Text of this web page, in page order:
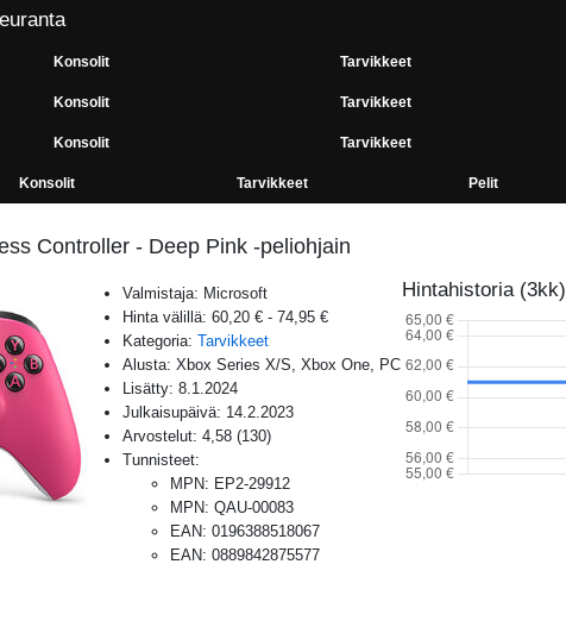
Konsolit Tarvikkeet
Konsolit Tarvikkeet
Konsolit Tarvikkeet
Konsolit Tarvikkeet Pelit
Controller - Deep Pink -peliohjain
Valmistaja: Microsoft
Hinta välillä: 60,20 € - 74,95 €
Kategoria: Tarvikkeet
Alusta: Xbox Series X/S, Xbox One, PC
Lisätty: 8.1.2024
Julkaisupäivä: 14.2.2023
Arvostelut: 4,58 (130)
Tunnisteet:
MPN: EP2-29912
MPN: QAU-00083
EAN: 0196388518067
EAN: 0889842875577
Hintahistoria (3kk)